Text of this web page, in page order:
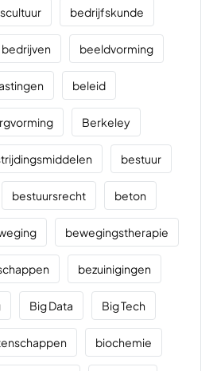
bedrijfskunde
bedrijven beeldvorming
beleid
Berkeley
bestuur
bestuursrecht beton
bewegingstherapie
bezuinigingen
Big Data Big Tech
biochemie